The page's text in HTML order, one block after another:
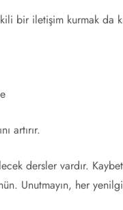
bir iletişim kurmak da
artırır.
dersler vardır.
Unutmayın, her